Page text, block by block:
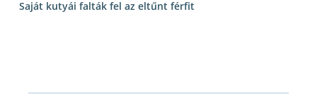
Saját kutyái falták fel az eltűnt férfit